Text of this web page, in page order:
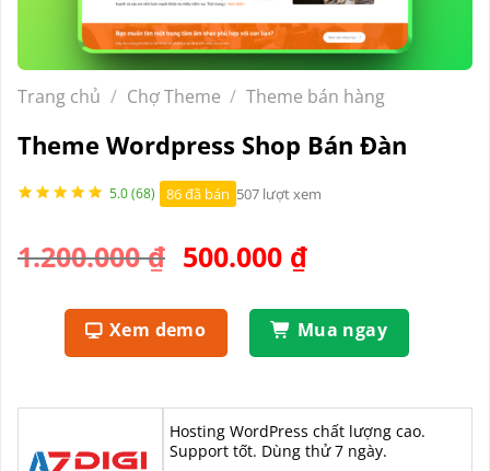
Trang chủ / Chợ Theme / Theme bán hàng
Theme Wordpress Shop Bán Đàn
5.0 (68) 86 đã bán 507 lượt xem
1.200.000₫ Giá
là:
1.200.000 ₫.
500.000 ₫Giá
tại
là:
Xem demo Mua ngay
Hosting WordPress chất lượng cao.
Support tốt. Dùng thử 7 ngày.